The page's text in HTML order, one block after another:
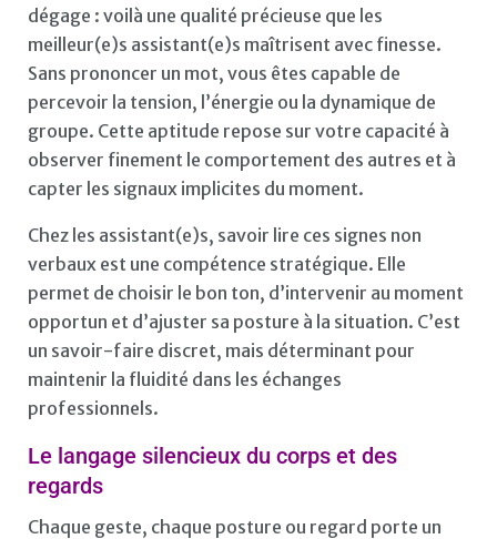
dégage : voilà une qualité précieuse que les
meilleur(e)s assistant(e)s maîtrisent avec finesse.
Sans prononcer un mot, vous êtes capable de
percevoir la tension, l’énergie ou la dynamique de
groupe. Cette aptitude repose sur votre capacité à
observer finement le comportement des autres et à
capter les signaux implicites du moment.
Chez les assistant(e)s, savoir lire ces signes non
verbaux est une compétence stratégique. Elle
permet de choisir le bon ton, d’intervenir au moment
opportun et d’ajuster sa posture à la situation. C’est
un savoir-faire discret, mais déterminant pour
maintenir la fluidité dans les échanges
professionnels.
Le langage silencieux du corps et des
regards
Chaque geste, chaque posture ou regard porte un